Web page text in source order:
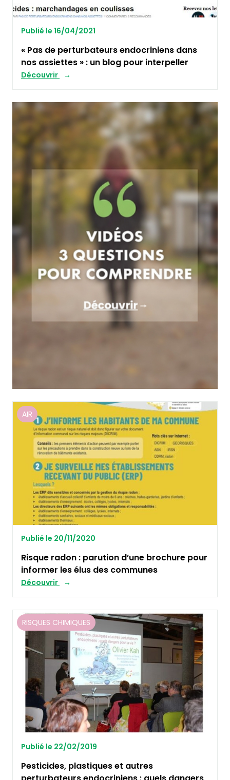
Publié le 16/04/2021
« Pas de perturbateurs endocriniens dans
nos assiettes » : un blog pour interpeller
Découvrir
AIR
Publié le 20/11/2020
Risque radon : parution d’une brochure pour
informer les élus des communes
Découvrir
RISQUES CHIMIQUES
Publié le 22/02/2019
Pesticides, plastiques et autres